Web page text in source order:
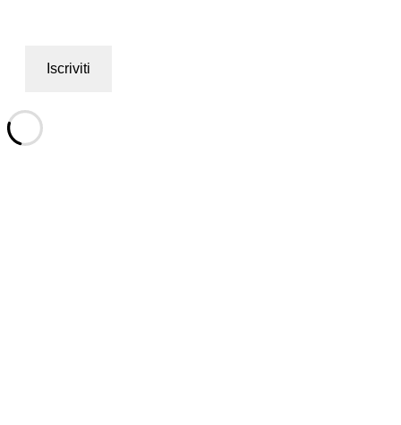
Iscriviti